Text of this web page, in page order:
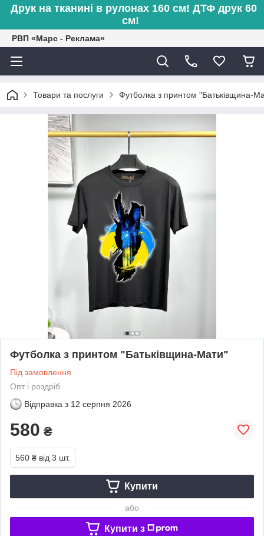
Друк на тканині в рулонах 160 см! ДТФ друк 60
см!
РВП «Марс - Реклама»
Товари та послуги Футболка з принтом "Батьківщина-
Футболка з принтом "Батьківщина-Мати"
Під замовлення
Опт і роздріб
Відправка з 12 серпня 2026
580 ₴
560 ₴ від 3 шт.
Купити
або
Купити з